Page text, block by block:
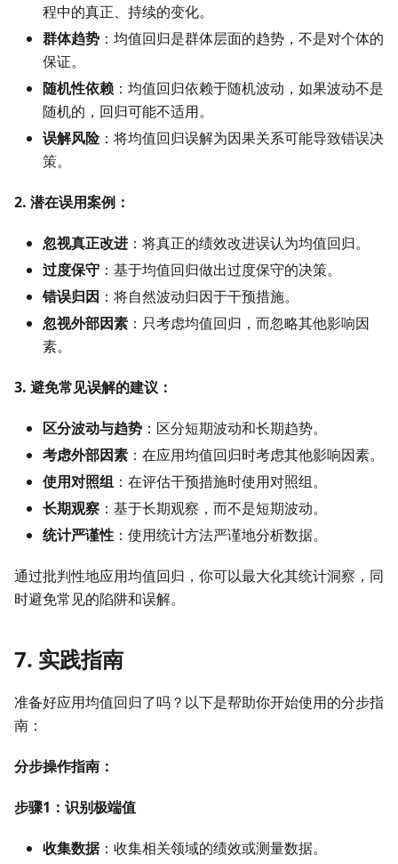
程中的真正、持续的变化。
群体趋势 ：均值回归是群体层面的趋势，不是对个体的
保证。
随机性依赖 ：均值回归依赖于随机波动，如果波动不是
随机的，回归可能不适用。
误解风险：将均值回归误解为因果关系可能导致错误决
策。
2. 潜在误用案例：
忽视真正改进 ：将真正的绩效改进误认为均值回归。
过度保守 ：基于均值回归做出过度保守的决策。
错误归因 ：将自然波动归因于干预措施。
忽视外部因素 ：只考虑均值回归，而忽略其他影响因
素。
3. 避免常见误解的建议：
区分波动与趋势 ：区分短期波动和长期趋势。
考虑外部因素 ：在应用均值回归时考虑其他影响因素。
使用对照组 ：在评估干预措施时使用对照组。
长期观察 ：基于长期观察，而不是短期波动。
统计严谨性 ：使用统计方法严谨地分析数据。
通过批判性地应用均值回归，你可以最大化其统计洞察，同
时避免常见的陷阱和误解。
7. 实践指南
准备好应用均值回归了吗？以下是帮助你开始使用的分步指
南：
分步操作指南：
步骤1：识别极端值
收集数据：收集相关领域的绩效或测量数据。